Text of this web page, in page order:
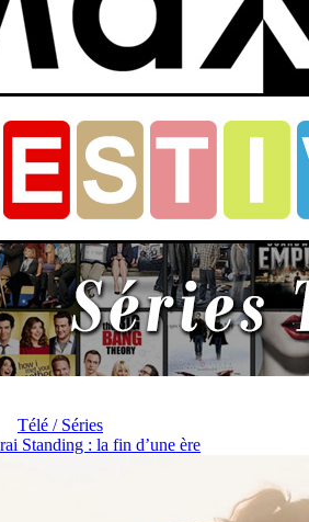
Télé / Séries
Standing : la fin d’une ère